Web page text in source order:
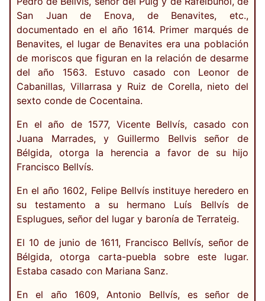
San Juan de Enova, de Benavites, etc.,
documentado en el año 1614. Primer marqués de
Benavites, el lugar de Benavites era una población
de moriscos que figuran en la relación de desarme
del año 1563. Estuvo casado con Leonor de
Cabanillas, Villarrasa y Ruiz de Corella, nieto del
sexto conde de Cocentaina.
En el año de 1577, Vicente Bellvís, casado con
Juana Marrades, y Guillermo Bellvis señor de
Bélgida, otorga la herencia a favor de su hijo
Francisco Bellvís.
En el año 1602, Felipe Bellvís instituye heredero en
su testamento a su hermano Luís Bellvís de
Esplugues, señor del lugar y baronía de Terrateig.
El 10 de junio de 1611, Francisco Bellvís, señor de
Bélgida, otorga carta-puebla sobre este lugar.
Estaba casado con Mariana Sanz.
En el año 1609, Antonio Bellvís, es señor de